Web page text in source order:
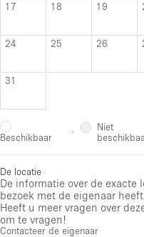
17 18 19
24 25 26
31
Beschikbaar ·
Niet
De locatie
De informatie over de exacte
bezoek met de eigenaar
Heeft u meer vragen over
om te vragen!
Contacteer de eigenaar